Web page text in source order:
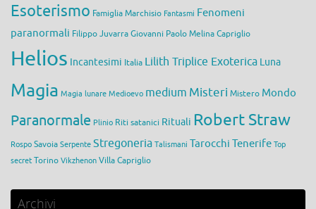
Esoterismo Famiglia Marchisio Fantasmi Fenomeni
paranormali Filippo JuvarraGiovanni Paolo Melina Capriglio
Helios Incantesimi Italia Lilith Triplice Exoterica Luna
Magia Magia lunare Medioevo medium Misteri Mistero Mondo
Paranormale Plinio Riti satanici Rituali Robert Straw
Rospo Savoia Serpente Stregoneria Talismani Tarocchi Tenerife Top
secret Torino Vikzhenon Villa Capriglio
Archivi